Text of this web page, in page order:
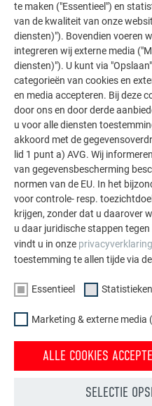
Basisbevestiging
Direct, 3 st. (klein paneel)
Spijkers 2,8/25 per
paneel) resp.
9 st. (groot paneel)
te maken ("Essentieel") en
van de kwaliteit van onze
diensten)"). Bovendien voeren
integreren wij externe media
diensten)"). U kunt via
categorieën van cookies en
en media accepteren. Bij deze
door ons en door derde
u voor alle diensten
akkoord met de
lid 1 punt a) AVG. Wij
van gegevensbescherming
normen van de EU. In het
voor controle- resp.
krijgen, zonder dat u daarover
u daar juridische stappen
vindt u in onze privacyverklaring
toestemming te allen tijde via de
Essentieel
Marketing & externe media
ALLE COOKIES
SELECTIE